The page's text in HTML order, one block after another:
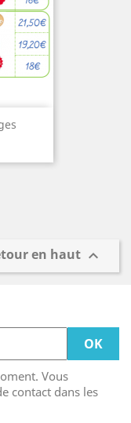
en haut 
Vous
contact dans les